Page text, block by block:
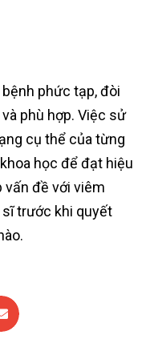
phức tạp, đòi
phù hợp. Việc sử
cụ thể của từng
học để đạt hiệu
vấn đề với viêm
sĩ trước khi quyết